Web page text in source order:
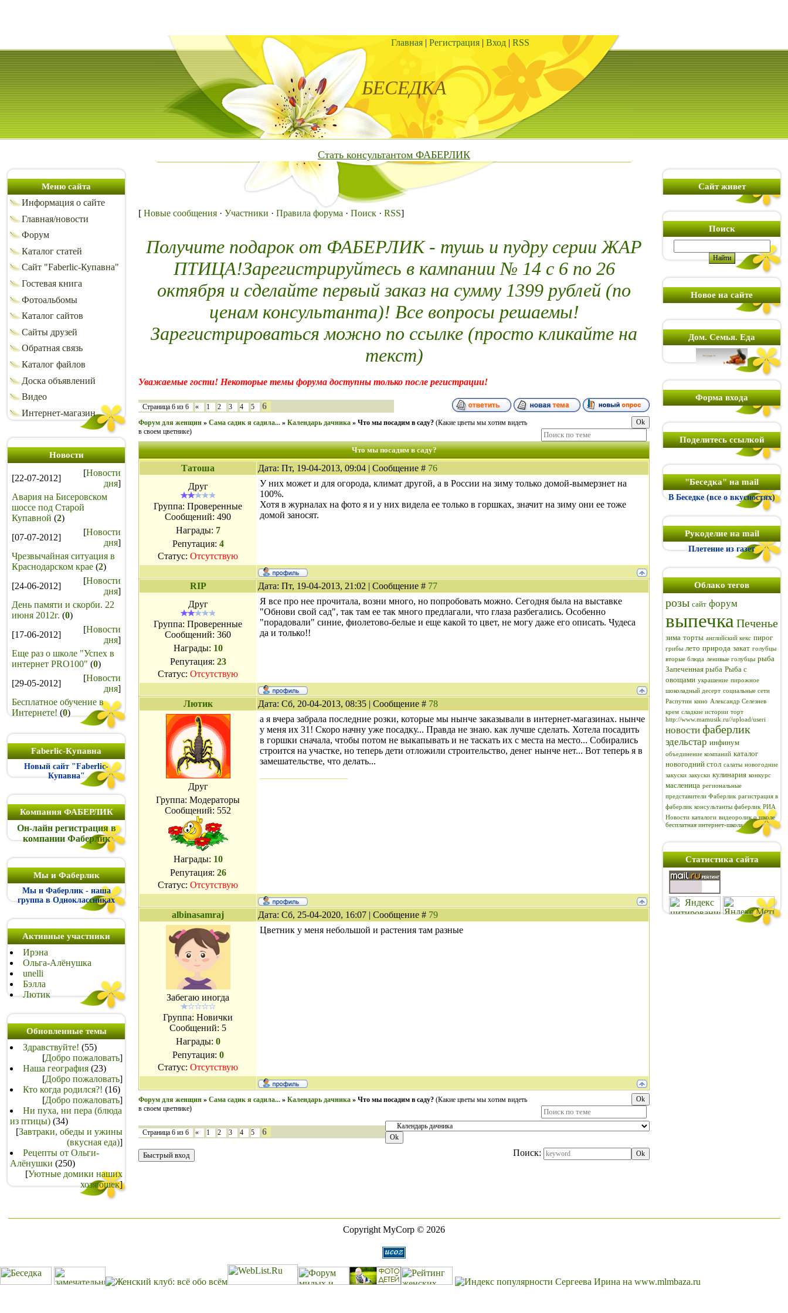
Главная | Регистрация | Вход | RSS
БЕСЕДКА
Стать консультантом ФАБЕРЛИК
Меню сайта
Информация о сайте
Главная/новости
Форум
Каталог статей
Сайт "Faberlic-Купавна"
Гостевая книга
Фотоальбомы
Каталог сайтов
Сайты друзей
Обратная связь
Каталог файлов
Доска объявлений
Видео
Интернет-магазин
Новости
[22-07-2012]
[Новости
дня]
Авария на Бисеровском
шоссе под Старой
Купавной (2)
[07-07-2012]
[Новости
дня]
Чрезвычайная ситуация в
Краснодарском крае (2)
[24-06-2012]
[Новости
дня]
День памяти и скорби. 22
июня 2012г. (0)
[17-06-2012]
[Новости
дня]
Еще раз о школе "Успех в
интернет PRO100" (0)
[29-05-2012]
[Новости
дня]
Бесплатное обучение в
Интернете! (0)
Faberlic-Купавна
Новый сайт "Faberlic-
Купавна"
Компания ФАБЕРЛИК
Он-лайн регистрация в
компании Фаберлик
Мы и Фаберлик
Мы и Фаберлик - наша
группа в Одноклассниках
Активные участники
Ирэна
Ольга-Алёнушка
unelli
Бэлла
Лютик
Обновленные темы
Здравствуйте! (55)
[Добро пожаловать]
Наша география (23)
[Добро пожаловать]
Кто когда родился?! (16)
[Добро пожаловать]
Ни пуха, ни пера (блюда
из птицы) (34)
[Завтраки, обеды и ужины
(вкусная еда)]
Рецепты от Ольги-
Алёнушки (250)
[Уютные домики наших
хозяюшек]
[ Новые сообщения · Участники · Правила форума · Поиск · RSS]
Получите подарок от ФАБЕРЛИК - тушь и пудру серии ЖАР
ПТИЦА!Зарегистрируйтесь в кампании № 14 с 6 по 26
октября и сделайте первый заказ на сумму 1399 рублей (по
ценам консультанта)! Все вопросы решаемы!
Зарегистрироваться можно по ссылке (просто кликайте на
текст)
Уважаемые гости! Некоторые темы форума доступны только после регистрации!
Страница 6 из 6 « 1 2 3 4 5 6
Форум для женщин » Сама садик я садила... » Календарь дачника » Что мы посадим в саду? (Какие цветы мы хотим видеть
в своем цветнике)
Что мы посадим в саду?
Татоша Дата: Пт, 19-04-2013, 09:04 | Сообщение # 76
Друг
Группа: Проверенные
Сообщений: 490
Награды: 7
Репутация: 4
Статус: Отсутствую
У них может и для огорода, климат другой, а в России на зиму только домой-вымерзнет на
100%.
Хотя в журналах на фото я и у них видела ее только в горшках, значит на зиму они ее тоже
домой заносят.
RIP Дата: Пт, 19-04-2013, 21:02 | Сообщение # 77
Друг
Группа: Проверенные
Сообщений: 360
Награды: 10
Репутация: 23
Статус: Отсутствую
Я все про нее прочитала, возни много, но попробовать можно. Сегодня была на выставке
"Обнови свой сад", так там ее так много предлагали, что глаза разбегались. Особенно
"порадовали" синие, фиолетово-белые и еще какой то цвет, не могу даже его описать. Чудеса
да и только!!
Лютик Дата: Сб, 20-04-2013, 08:35 | Сообщение # 78
Друг
Группа: Модераторы
Сообщений: 552
Награды: 10
Репутация: 26
Статус: Отсутствую
а я вчера забрала последние розки, которые мы нынче заказывали в интернет-магазинах. нынче
у меня их 31! Скоро начну уже посадку... Правда не знаю. как лучше сделать. Хотела посадить
в горшки сначала, чтобы потом не выкапывать и не таскать их с места на место... Собирались
строится на участке, но теперь дети отложили строительство, денег нынче нет... Вот теперь я в
замешательстве, что делать...
albinasamraj Дата: Сб, 25-04-2020, 16:07 | Сообщение # 79
Забегаю иногда
Группа: Новички
Сообщений: 5
Награды: 0
Репутация: 0
Статус: Отсутствую
Цветник у меня небольшой и растения там разные
Форум для женщин » Сама садик я садила... » Календарь дачника » Что мы посадим в саду? (Какие цветы мы хотим видеть
в своем цветнике)
Страница 6 из 6 « 1 2 3 4 5 6
Поиск:
Сайт живет
Поиск
Новое на сайте
Дом. Семья. Еда
Форма входа
Поделитесь ссылкой
"Беседка" на mail
В Беседке (все о вкусностях)
Рукоделие на mail
Плетение из газет
Облако тегов
розы сайт форум
выпечка Печенье
зима торты английский кекс пирог
грибы лето природа закат голубцы
вторые блюда ленивые голубцы рыба
Запеченная рыба Рыба с
овощами украшение пирожное
шоколадный десерт социальные сети
Распутин кино Александр Селезнев
крем сладкие истории торт
http://www.mamusik.ru//upload/useri
новости фаберлик
эдельстар инфинум
объединение компаний каталог
новогодний стол салаты новогодние
закуски закуски кулинария конкурс
масленица региональные
представители Фаберлик рагистрация в
фаберлик консультанты фаберлик РИА
Новости каталоги видеоролик о школе
бесплатная интернет-школа
Статистика сайта
Copyright MyCorp © 2026